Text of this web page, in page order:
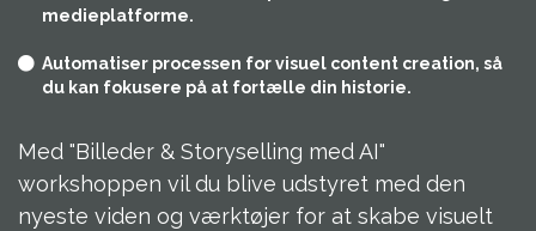
medieplatforme.
Automatiser processen for visuel content creation, så
du kan fokusere på at fortælle din historie.
Med "Billeder & Storyselling med AI"
workshoppen vil du blive udstyret med den
nyeste viden og værktøjer for at skabe visuelt